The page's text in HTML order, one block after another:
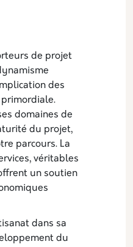
de projet
des
domaines de
du projet,
parcours. La
véritables
un soutien
dans sa
du